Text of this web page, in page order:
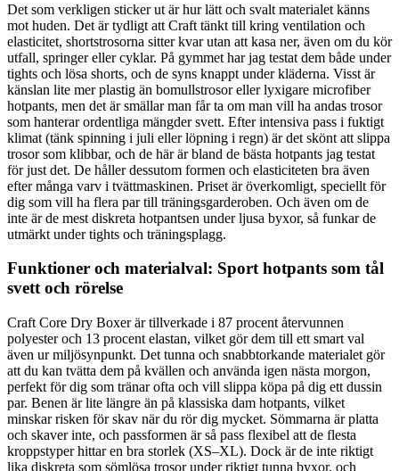
Det som verkligen sticker ut är hur lätt och svalt materialet känns
mot huden. Det är tydligt att Craft tänkt till kring ventilation och
elasticitet, shortstrosorna sitter kvar utan att kasa ner, även om du kör
utfall, springer eller cyklar. På gymmet har jag testat dem både under
tights och lösa shorts, och de syns knappt under kläderna. Visst är
känslan lite mer plastig än bomullstrosor eller lyxigare microfiber
hotpants, men det är smällar man får ta om man vill ha andas trosor
som hanterar ordentliga mängder svett. Efter intensiva pass i fuktigt
klimat (tänk spinning i juli eller löpning i regn) är det skönt att slippa
trosor som klibbar, och de här är bland de bästa hotpants jag testat
för just det. De håller dessutom formen och elasticiteten bra även
efter många varv i tvättmaskinen. Priset är överkomligt, speciellt för
dig som vill ha flera par till träningsgarderoben. Och även om de
inte är de mest diskreta hotpantsen under ljusa byxor, så funkar de
utmärkt under tights och träningsplagg.
Funktioner och materialval: Sport hotpants som tål
svett och rörelse
Craft Core Dry Boxer är tillverkade i 87 procent återvunnen
polyester och 13 procent elastan, vilket gör dem till ett smart val
även ur miljösynpunkt. Det tunna och snabbtorkande materialet gör
att du kan tvätta dem på kvällen och använda igen nästa morgon,
perfekt för dig som tränar ofta och vill slippa köpa på dig ett dussin
par. Benen är lite längre än på klassiska dam hotpants, vilket
minskar risken för skav när du rör dig mycket. Sömmarna är platta
och skaver inte, och passformen är så pass flexibel att de flesta
kroppstyper hittar en bra storlek (XS–XL). Dock är de inte riktigt
lika diskreta som sömlösa trosor under riktigt tunna byxor, och